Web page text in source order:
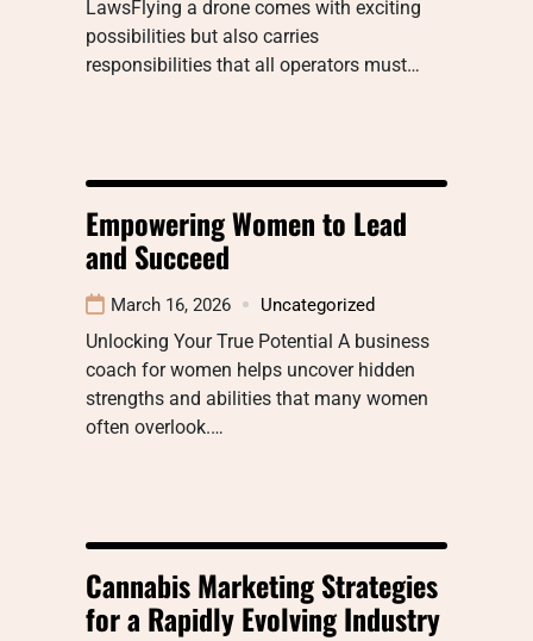
LawsFlying a drone comes with exciting
possibilities but also carries
responsibilities that all operators must…
Empowering Women to Lead
and Succeed
March 16, 2026 Uncategorized
Unlocking Your True Potential A business
coach for women helps uncover hidden
strengths and abilities that many women
often overlook.…
Cannabis Marketing Strategies
for a Rapidly Evolving Industry